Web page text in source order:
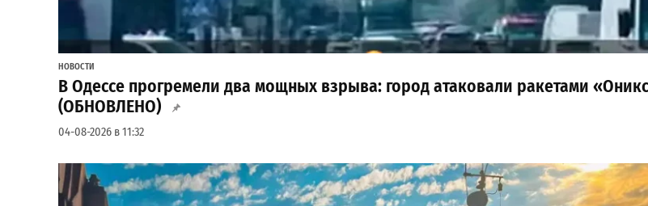
НОВОСТИ
В Одессе прогремели два мощных взрыва: город атаковали ракетами
(ОБНОВЛЕНО)
04-08-2026 в 11:32